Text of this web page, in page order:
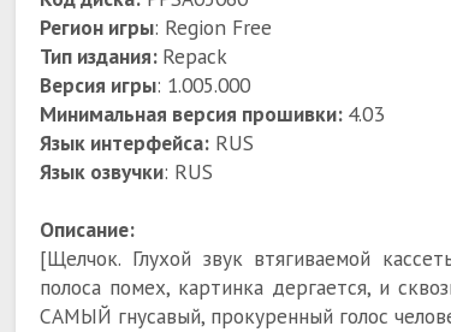
Регион игры: Region Free
Тип издания: Repack
Версия игры: 1.005.000
Минимальная версия прошивки: 4.03
Язык интерфейса: RUS
Язык озвучки: RUS
Описание:
[Щелчок. Глухой звук втягиваемой
полоса помех, картинка дергается, и
САМЫЙ гнусавый, прокуренный голос